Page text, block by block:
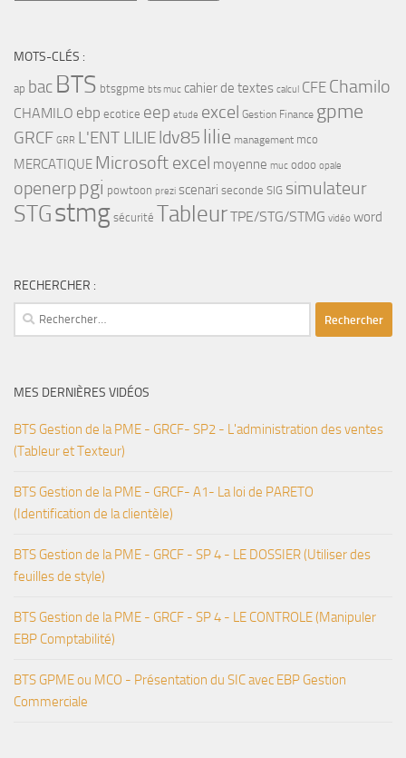
MOTS-CLÉS :
ap bac BTS btsgpme bts muc cahier de textes calcul CFE Chamilo
CHAMILO ebp ecotice eep etude excel Gestion Finance gpme
GRCF GRR L'ENT LILIEldv85 lilie management mco
MERCATIQUE Microsoft excel moyenne muc odoo opale
openerppgi powtoon prezi scenari seconde SIG simulateur
STGstmg sécurité TableurTPE/STG/STMG vidéo word
RECHERCHER :
Rechercher :
MES DERNIÈRES VIDÉOS
BTS Gestion de la PME - GRCF- SP2 - L'administration des ventes
(Tableur et Texteur)
BTS Gestion de la PME - GRCF- A1- La loi de PARETO
(Identification de la clientèle)
BTS Gestion de la PME - GRCF - SP 4 - LE DOSSIER (Utiliser des
feuilles de style)
BTS Gestion de la PME - GRCF - SP 4 - LE CONTROLE (Manipuler
EBP Comptabilité)
BTS GPME ou MCO - Présentation du SIC avec EBP Gestion
Commerciale